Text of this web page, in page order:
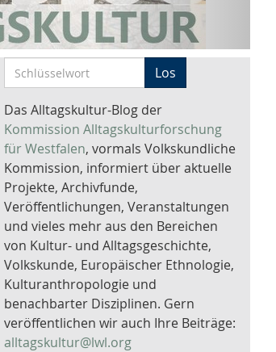
c
h
l
ü
s
s
e
l
w
o
r
t
-
S
Los
Das Alltagskultur-Blog der
Kommission Alltagskulturforschung
für Westfalen, vormals Volkskundliche
Kommission, informiert über aktuelle
Projekte, Archivfunde,
Veröffentlichungen, Veranstaltungen
und vieles mehr aus den Bereichen
von Kultur- und Alltagsgeschichte,
Volkskunde, Europäischer Ethnologie,
Kulturanthropologie und
benachbarter Disziplinen. Gern
veröffentlichen wir auch Ihre Beiträge:
alltagskultur@lwl.org